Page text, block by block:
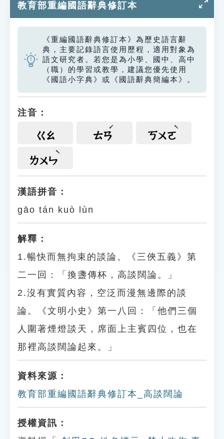
教育部重編國語辭典修訂本
《重編國語辭典修訂本》為歷史語言辭
典，主要記錄語言使用歷程，適用對象為
語文研究者。若您是為小學、國中、高中
（職）的學習或教學，建議您優先使用
《國語小字典》或《國語辭典簡編本》。
注音：
ㄍㄠ ㄊㄢ ㄎㄨㄛ
ㄌㄨㄣ
漢語拼音：
gāo tán kuò lùn
解釋：
1.暢快而無拘束的談論。《三俠五義》第
二一回：「換盞傳杯，高談闊論。」
2.沒有實質內容，空泛而漫無邊際的談
論。《文明小史》第一八回：「他們三個
人圍著煙燈談天，席面上主賓四位，也在
那裡高談闊論起來。」
資料來源：
教育部重編國語辭典修訂本_高談闊論
授權資訊：